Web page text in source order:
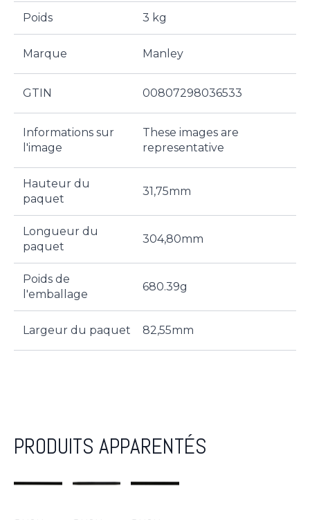
Poids 3 kg
Marque Manley
GTIN 00807298036533
Informations sur
l'image
These images are
representative
Hauteur du
paquet
31,75mm
Longueur du
paquet
304,80mm
Poids de
l'emballage
680.39g
Largeur du paquet 82,55mm
PRODUITS APPARENTÉS